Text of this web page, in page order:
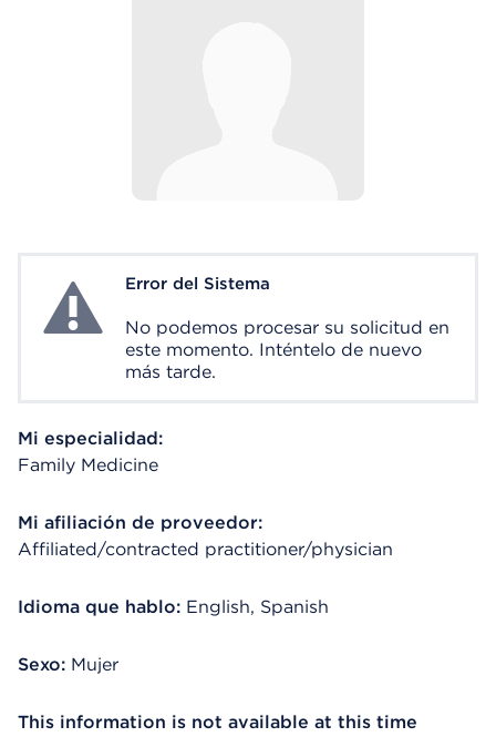
System ErrorError del Sistema
No podemos procesar su solicitud en
este momento. Inténtelo de nuevo
más tarde.
Mi especialidad:
Family Medicine
Mi afiliación de proveedor:
Affiliated/contracted practitioner/physician
Idioma que hablo: English, Spanish
Sexo: Mujer
This information is not available at this time